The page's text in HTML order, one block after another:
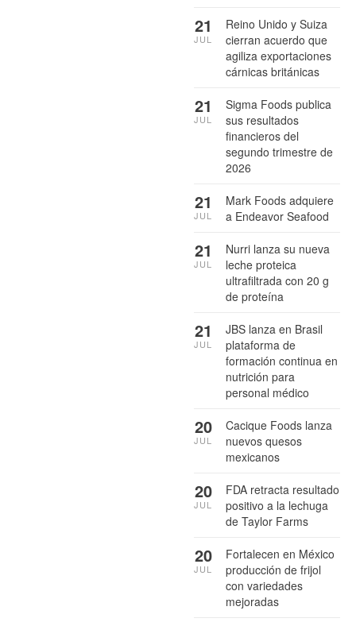
Reino Unido y Suiza
cierran acuerdo que
agiliza exportaciones
cárnicas británicas
21
JUL
Sigma Foods publica
sus resultados
financieros del
segundo trimestre de
2026
21
JUL
Mark Foods adquiere
a Endeavor Seafood
21
JUL
Nurri lanza su nueva
leche proteica
ultrafiltrada con 20 g
de proteína
21
JUL
JBS lanza en Brasil
plataforma de
formación continua en
nutrición para
personal médico
21
JUL
Cacique Foods lanza
nuevos quesos
mexicanos
20
JUL
FDA retracta resultado
positivo a la lechuga
de Taylor Farms
20
JUL
Fortalecen en México
producción de frijol
con variedades
mejoradas
20
JUL